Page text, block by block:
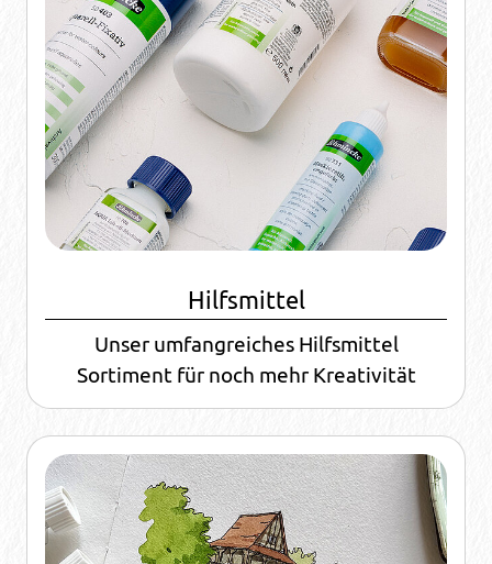
Hilfsmittel
Unser umfangreiches Hilfsmittel
Sortiment für noch mehr Kreativität